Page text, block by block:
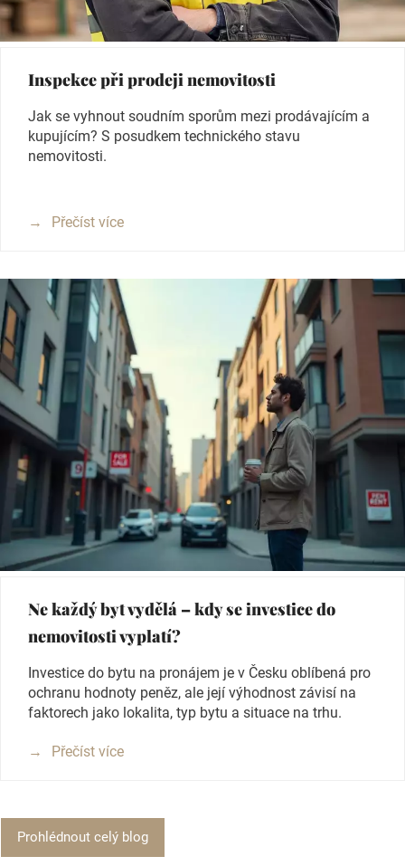
Inspekce při prodeji nemovitosti
Jak se vyhnout soudním sporům mezi prodávajícím a
kupujícím? S posudkem technického stavu
nemovitosti.
Přečíst více
Ne každý byt vydělá – kdy se investice do
nemovitosti vyplatí?
Investice do bytu na pronájem je v Česku oblíbená pro
ochranu hodnoty peněz, ale její výhodnost závisí na
faktorech jako lokalita, typ bytu a situace na trhu.
Přečíst více
Prohlédnout celý blog